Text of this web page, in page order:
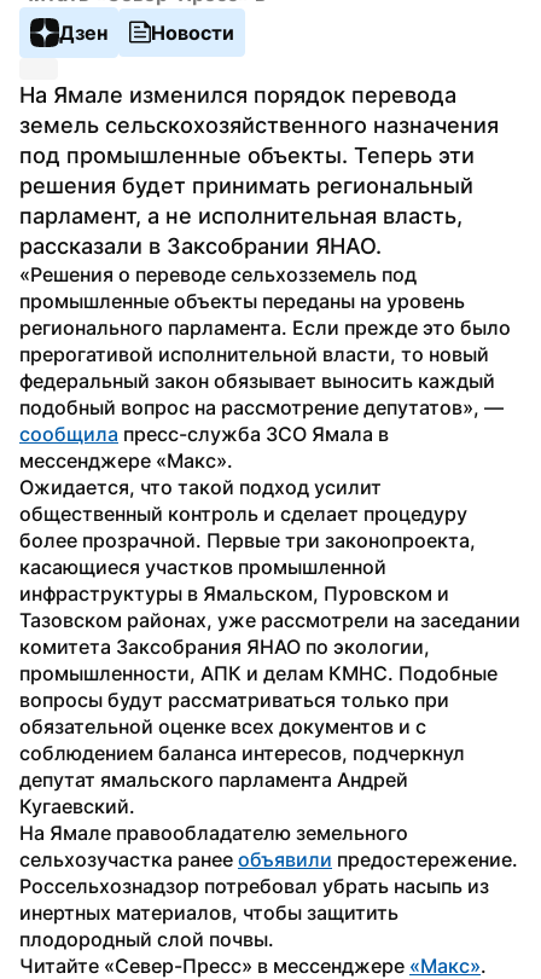
Дзен
Новости
На Ямале изменился порядок перевода
земель сельскохозяйственного назначения
под промышленные объекты. Теперь эти
решения будет принимать региональный
парламент, а не исполнительная власть,
рассказали в Заксобрании ЯНАО.
«Решения о переводе сельхозземель под
промышленные объекты переданы на уровень
регионального парламента. Если прежде это было
прерогативой исполнительной власти, то новый
федеральный закон обязывает выносить каждый
сообщила пресс-служба ЗСО Ямала в
мессенджере «Макс».
Ожидается, что такой подход усилит
общественный контроль и сделает процедуру
более прозрачной. Первые три законопроекта,
касающиеся участков промышленной
инфраструктуры в Ямальском, Пуровском и
Тазовском районах, уже рассмотрели на заседании
комитета Заксобрания ЯНАО по экологии,
промышленности, АПК и делам КМНС. Подобные
вопросы будут рассматриваться только при
обязательной оценке всех документов и с
соблюдением баланса интересов, подчеркнул
депутат ямальского парламента Андрей
Кугаевский.
На Ямале правообладателю земельного
сельхозучастка ранее объявили предостережение.
Россельхознадзор потребовал убрать насыпь из
инертных материалов, чтобы защитить
плодородный слой почвы.
Читайте «Север-Пресс» в мессенджере «Макс».